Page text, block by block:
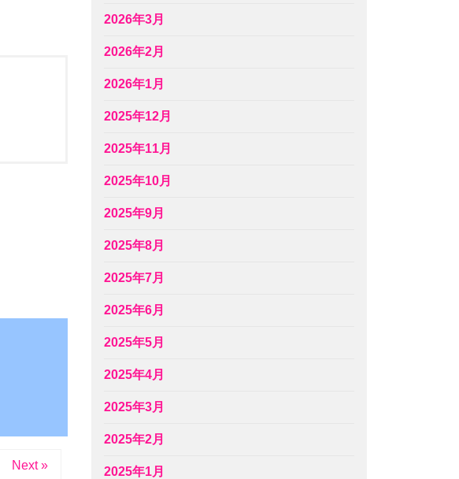
Next »
2026年3月
2026年2月
2026年1月
2025年12月
2025年11月
2025年10月
2025年9月
2025年8月
2025年7月
2025年6月
2025年5月
2025年4月
2025年3月
2025年2月
2025年1月